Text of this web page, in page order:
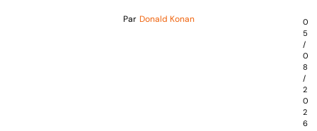
Par Donald Konan
0
5
/
0
8
/
2
0
2
6